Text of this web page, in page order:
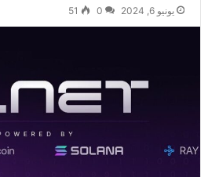
يونيو 6, 2024 0
51